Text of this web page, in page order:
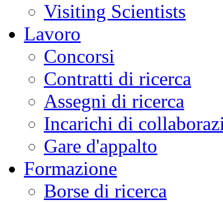
Visiting Scientists
Lavoro
Concorsi
Contratti di ricerca
Assegni di ricerca
Incarichi di
Gare d'appalto
Formazione
Borse di ricerca